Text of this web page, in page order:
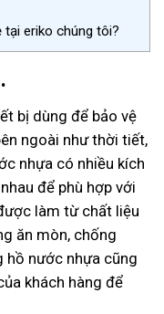
tại eriko chúng tôi?
bị dùng để bảo vệ
ngoài như thời tiết,
nhựa có nhiều kích
để phù hợp với
làm từ chất liệu
ăn mòn, chống
hồ nước nhựa cũng
khách hàng để